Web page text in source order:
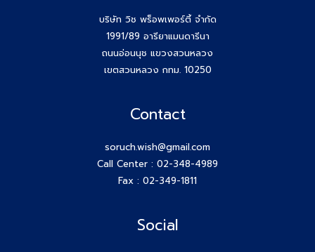
Agent Wish ปิดการขายสำเร็จค่ะ!! คุณเอกรักษ์ (หนุ่ม) 064-
สร้างตัวตนให้ชัด สร้างโอกาสให้ใช่กับ #โค้ชก้อย
รับ Listing ฝากขายที่ดิน 100 ล้าน ได้ง่ายๆ ทำยังไง
วันพุธที่ 12 พ.ย 68 #สมาชิกWish เปิดโลกกว้างอีก 1 คอร์ส กับ
บริษัท วิช พร็อพเพอร์ตี้ จำกัด
1991/89 อารียาแมนดารีนา
ถนนอ่อนนุช แขวงสวนหลวง
เขตสวนหลวง กทม. 10250
Contact
soruch.wish@gmail.com
Call Center : 02-348-4989
Fax : 02-349-1811
Social